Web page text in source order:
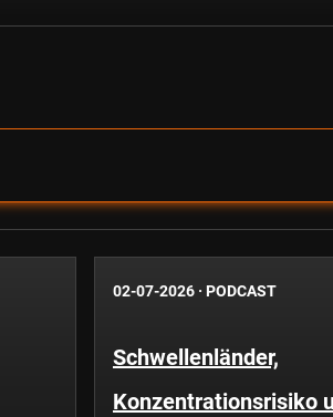
02-07-2026 · PODCAST
Schwellenländer,
Konzentrationsrisiko